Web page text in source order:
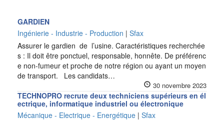
GARDIEN
Ingénierie - Industrie - Production | Sfax
Assurer le gardien de l’usine. Caractéristiques recherchée
s : Il doit être ponctuel, responsable, honnête. De préférenc
e non-fumeur et proche de notre région ou ayant un moyen
de transport. Les candidats…
30 novembre 2023
TECHNOPRO recrute deux techniciens supérieurs en él
ectrique, informatique industriel ou électronique
Mécanique - Electrique - Energétique | Sfax